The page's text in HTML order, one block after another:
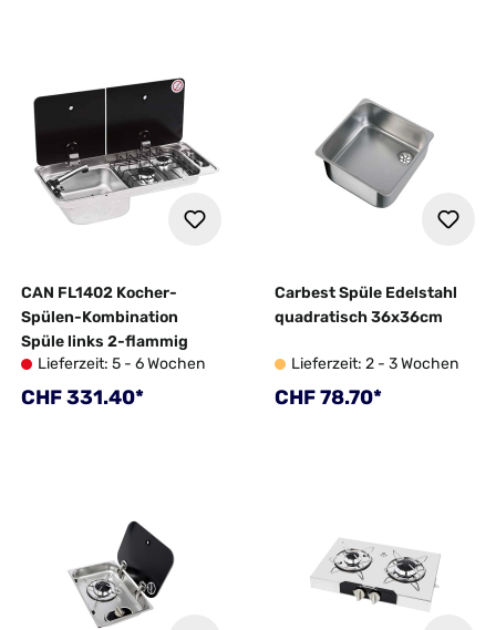
CAN FL1402 Kocher-
Spülen-Kombination
Spüle links 2-flammig
Lieferzeit: 5 - 6 Wochen
Regulärer Preis:
CHF 331.40*
Carbest Spüle Edelstahl
quadratisch 36x36cm
Lieferzeit: 2 - 3 Wochen
Regulärer Preis:
CHF 78.70*